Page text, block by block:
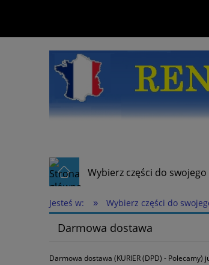
Wybierz części do
Jesteś w: » Wybierz części do
Darmowa dostawa
Darmowa dostawa (KURIER (DPD) - Polecamy)